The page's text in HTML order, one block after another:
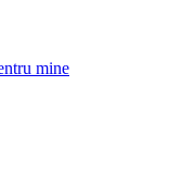
mine